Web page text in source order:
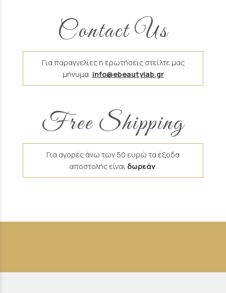
Contact Us
Για παραγγελίες ή ερωτήσεις στείλτε μας
μήνυμα: info@ebeautylab.gr
Free Shipping
Για αγορές άνω των 50 ευρώ τα έξοδα
αποστολής είναι δωρεάν.